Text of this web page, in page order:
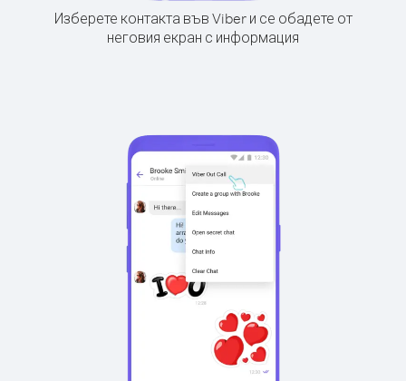
Изберете контакта във Viber и се обадете от
неговия екран с информация